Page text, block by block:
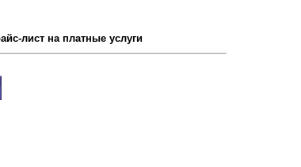
лист на платные услуги